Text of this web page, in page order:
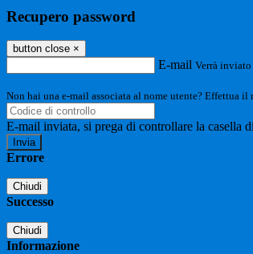
Recupero password
button close ×
E-mail Verrà
Non hai una e-mail associata al nome utente? Effettua il
E-mail inviata, si prega di controllare la casella
Errore
Chiudi
Successo
Chiudi
Informazione